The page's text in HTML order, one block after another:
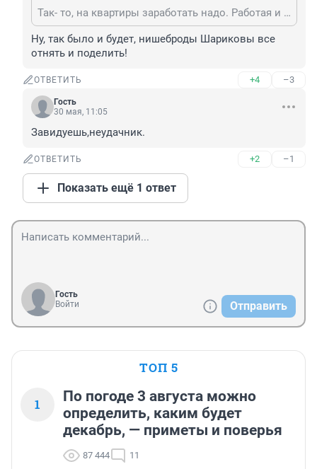
Так- то, на квартиры заработать надо. Работая и платя налоги. И налог на недвижимость никто не отменял пока.
Ну, так было и будет, нишеброды Шариковы все
отнять и поделить!
ОТВЕТИТЬ +4 –3
Гость
30 мая, 11:05
Завидуешь,неудачник.
ОТВЕТИТЬ +2 –1
Показать ещё 1 ответ
Гость
Войти
Отправить
ТОП 5
1
По погоде 3 августа можно
определить, каким будет
декабрь, — приметы и поверья
87 444 11